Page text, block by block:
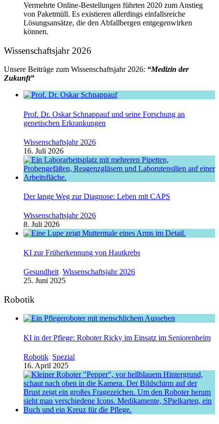
Vermehrte Online-Bestellungen führten 2020 zum Anstieg
von Paketmüll. Es existieren allerdings einfallsreiche
Lösungsansätze, die den Abfallbergen entgegenwirken
können.
Wissenschaftsjahr 2026
Unsere Beiträge zum Wissenschaftsjahr 2026: “Medizin der
Zukunft”
Prof. Dr. Oskar Schnappauf und seine Forschung an
genetischen Erkrankungen
Wissenschaftsjahr 2026
16. Juli 2026
Der lange Weg zur Diagnose: Leben mit CAPS
Wissenschaftsjahr 2026
8. Juli 2026
KI zur Früherkennung von Hautkrebs
Gesundheit, Wissenschaftsjahr 2026
25. Juni 2025
Robotik
KI in der Pflege: Roboter Ricky im Einsatz im Seniorenheim
Robotik, Spezial
16. April 2025